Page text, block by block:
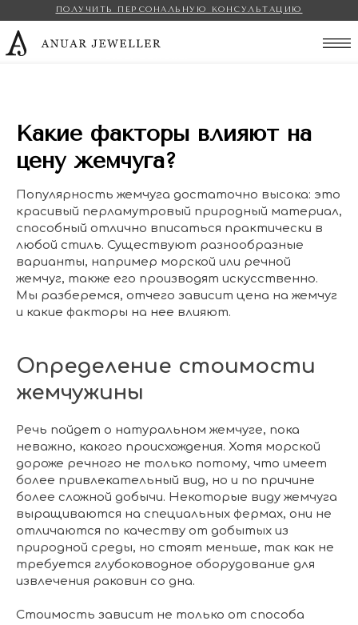
ПОЛУЧИТЬ ПЕРСОНАЛЬНУЮ КОНСУЛЬТАЦИЮ
Какие факторы влияют на
цену жемчуга?
Популярность жемчуга достаточно высока: это
красивый перламутровый природный материал,
способный отлично вписаться практически в
любой стиль. Существуют разнообразные
варианты, например морской или речной
жемчуг, также его производят искусственно.
Мы разберемся, отчего зависит цена на жемчуг
и какие факторы на нее влияют.
Определение стоимости
жемчужины
Речь пойдет о натуральном жемчуге, пока
неважно, какого происхождения. Хотя морской
дороже речного не только потому, что имеет
более привлекательный вид, но и по причине
более сложной добычи. Некоторые виду жемчуга
выращиваются на специальных фермах, они не
отличаются по качеству от добытых из
природной среды, но стоят меньше, так как не
требуется глубоководное оборудование для
извлечения раковин со дна.
Стоимость зависит не только от способа